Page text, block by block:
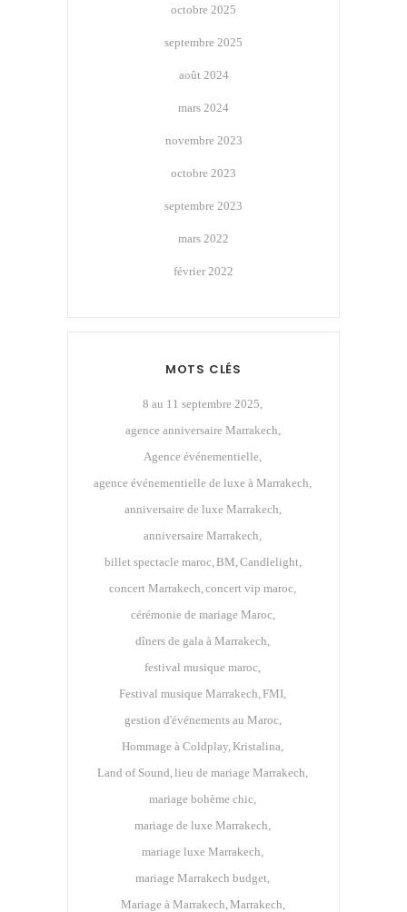
octobre 2025
septembre 2025
août 2024
mars 2024
novembre 2023
octobre 2023
septembre 2023
mars 2022
février 2022
MOTS CLÉS
8 au 11 septembre 2025
agence anniversaire Marrakech
Agence événementielle
agence événementielle de luxe à Marrakech
anniversaire de luxe Marrakech
anniversaire Marrakech
billet spectacle maroc BM Candlelight
concert Marrakech concert vip maroc
cérémonie de mariage Maroc
dîners de gala à Marrakech
festival musique maroc
Festival musique Marrakech FMI
gestion d'événements au Maroc
Hommage à Coldplay Kristalina
Land of Sound lieu de mariage Marrakech
mariage bohème chic
mariage de luxe Marrakech
mariage luxe Marrakech
mariage Marrakech budget
Mariage à Marrakech Marrakech